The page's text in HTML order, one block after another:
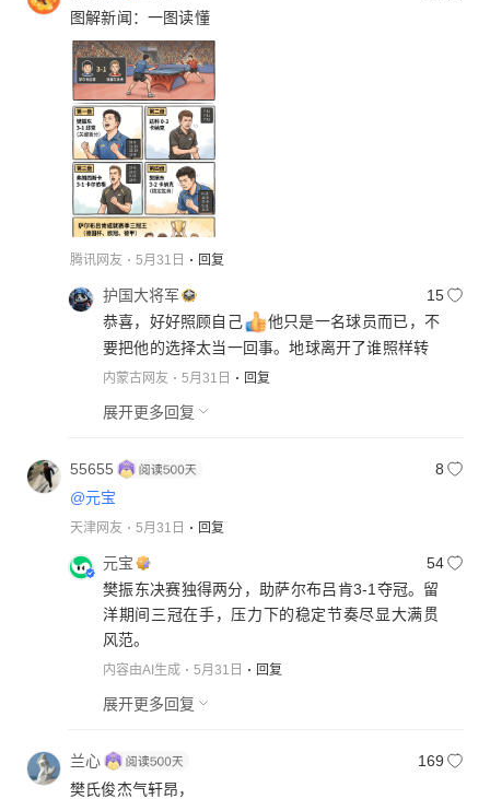
图解新闻：一图读懂
腾讯网友 5月31日 回复
护国大将军
15
恭喜，好好照顾自己
他只是一名球员而已，不
要把他的选择太当一回事。地球离开了谁照样转
内蒙古网友 5月31日 回复
展开更多回复
55655
8
@元宝
天津网友 5月31日 回复
元宝
54
樊振东决赛独得两分，助萨尔布吕肯3-1夺冠。留
洋期间三冠在手，压力下的稳定节奏尽显大满贯
风范。
内容由AI生成 5月31日 回复
展开更多回复
兰心
169
樊氏俊杰气轩昂，